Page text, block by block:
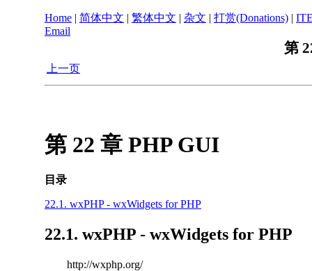
Home | 简体中文 | 繁体中文 | 杂文 | 打赏(Donations) |
Email
第
上一页
第 22 章 PHP GUI
目录
22.1. wxPHP - wxWidgets for PHP
22.1. wxPHP - wxWidgets for PHP
http://wxphp.org/